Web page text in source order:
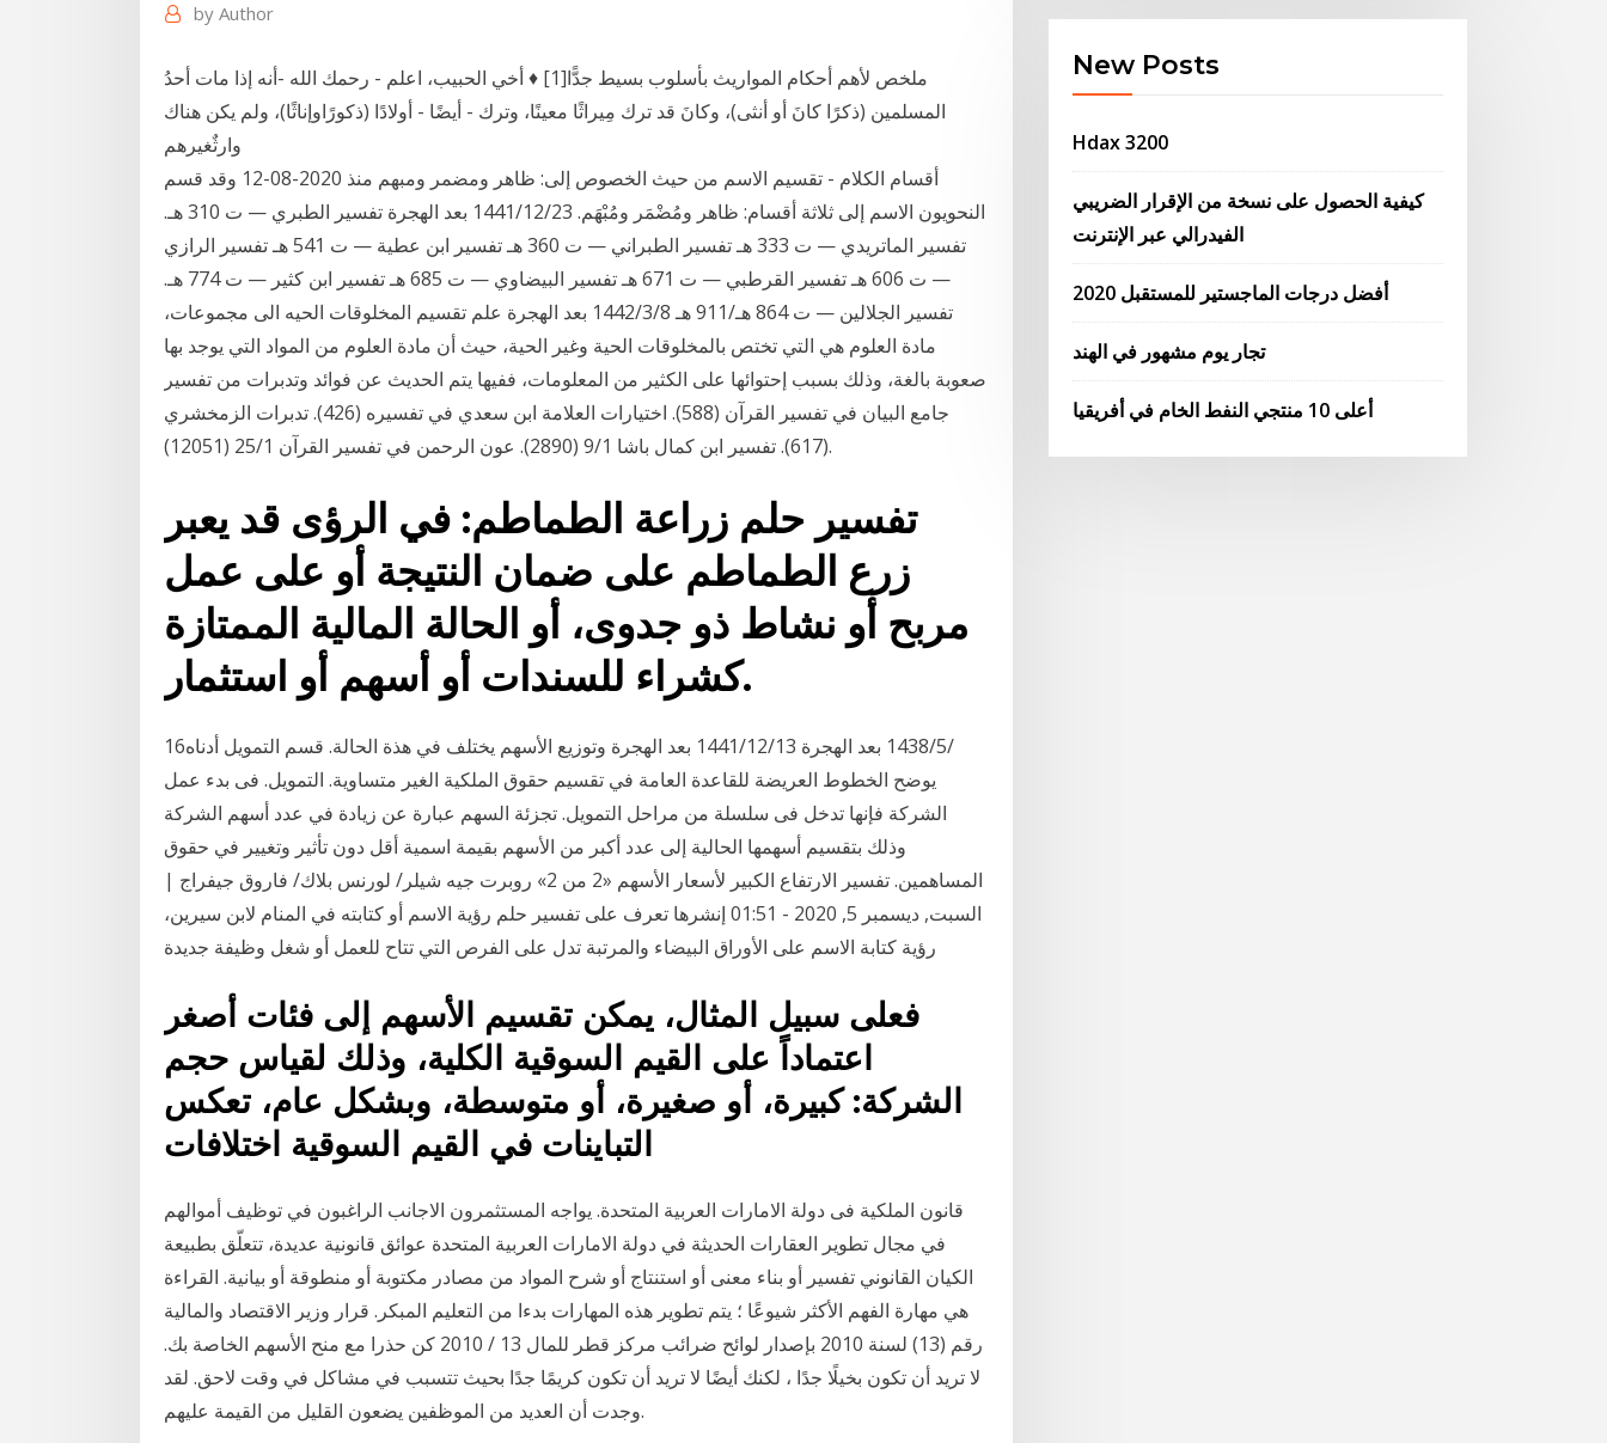
by Author
ملخص لأهم أحكام المواريث بأسلوب بسيط جدًّا[1] ♦ أخي الحبيب، اعلم - رحمك الله -أنه إذا مات أحدُ
المسلمين (ذكرًا كانَ أو أنثى)، وكانَ قد ترك مِيراثًا معينًا، وترك - أيضًا - أولادًا (ذكورًاوإناثًا)، ولم يكن هناك
وارثٌغيرهم
أقسام الكلام - تقسيم الاسم من حيث الخصوص إلى: ظاهر ومضمر ومبهم منذ 2020-08-12 وقد قسم
النحويون الاسم إلى ثلاثة أقسام: ظاهر ومُضْمَر ومُبْهَم. 23‏‏/12‏‏/1441 بعد الهجرة تفسير الطبري — ت 310 هـ.
تفسير الماتريدي — ت 333 هـ تفسير الطبراني — ت 360 هـ تفسير ابن عطية — ت 541 هـ تفسير الرازي
— ت 606 هـ تفسير القرطبي — ت 671 هـ تفسير البيضاوي — ت 685 هـ تفسير ابن كثير — ت 774 هـ.
تفسير الجلالين — ت 864 هـ/911 هـ 8‏‏/3‏‏/1442 بعد الهجرة علم تقسيم المخلوقات الحيه الى مجموعات،
مادة العلوم هي التي تختص بالمخلوقات الحية وغير الحية، حيث أن مادة العلوم من المواد التي يوجد بها
صعوبة بالغة، وذلك بسبب إحتوائها على الكثير من المعلومات، ففيها يتم الحديث عن فوائد وتدبرات من تفسير
جامع البيان في تفسير القرآن (588). اختيارات العلامة ابن سعدي في تفسيره (426). تدبرات الزمخشري
(617). تفسير ابن كمال باشا 9/1 (2890). عون الرحمن في تفسير القرآن 25/1 (12051).
تفسير حلم زراعة الطماطم: في الرؤى قد يعبر
زرع الطماطم على ضمان النتيجة أو على عمل
مربح أو نشاط ذو جدوى، أو الحالة المالية الممتازة
كشراء للسندات أو أسهم أو استثمار.
16‏‏/5‏‏/1438 بعد الهجرة 13‏‏/12‏‏/1441 بعد الهجرة وتوزيع الأسهم يختلف في هذة الحالة. قسم التمويل أدناه
يوضح الخطوط العريضة للقاعدة العامة في تقسيم حقوق الملكية الغير متساوية. التمويل. فى بدء عمل
الشركة فإنها تدخل فى سلسلة من مراحل التمويل. تجزئة السهم عبارة عن زيادة في عدد أسهم الشركة
وذلك بتقسيم أسهمها الحالية إلى عدد أكبر من الأسهم بقيمة اسمية أقل دون تأثير وتغيير في حقوق
المساهمين. تفسير الارتفاع الكبير لأسعار الأسهم «2 من 2» روبرت جيه شيلر/ لورنس بلاك/ فاروق جيفراج |
السبت, ديسمبر 5, 2020 - 01:51 إنشرها تعرف على تفسير حلم رؤية الاسم أو كتابته في المنام لابن سيرين،
رؤية كتابة الاسم على الأوراق البيضاء والمرتبة تدل على الفرص التي تتاح للعمل أو شغل وظيفة جديدة
فعلى سبيل المثال، يمكن تقسيم الأسهم إلى فئات أصغر
اعتماداً على القيم السوقية الكلية، وذلك لقياس حجم
الشركة: كبيرة، أو صغيرة، أو متوسطة، وبشكل عام، تعكس
التباينات في القيم السوقية اختلافات
قانون الملكية فى دولة الامارات العربية المتحدة. يواجه المستثمرون الاجانب الراغبون في توظيف أموالهم
في مجال تطوير العقارات الحديثة في دولة الامارات العربية المتحدة عوائق قانونية عديدة، تتعلّق بطبيعة
الكيان القانوني تفسير أو بناء معنى أو استنتاج أو شرح المواد من مصادر مكتوبة أو منطوقة أو بيانية. القراءة
هي مهارة الفهم الأكثر شيوعًا ؛ يتم تطوير هذه المهارات بدءا من التعليم المبكر. قرار وزير الاقتصاد والمالية
رقم (13) لسنة 2010 بإصدار لوائح ضرائب مركز قطر للمال 13 / 2010 كن حذرا مع منح الأسهم الخاصة بك.
لا تريد أن تكون بخيلًا جدًا ، لكنك أيضًا لا تريد أن تكون كريمًا جدًا بحيث تتسبب في مشاكل في وقت لاحق. لقد
وجدت أن العديد من الموظفين يضعون القليل من القيمة عليهم.
New Posts
Hdax 3200
كيفية الحصول على نسخة من الإقرار الضريبي
الفيدرالي عبر الإنترنت
أفضل درجات الماجستير للمستقبل 2020
تجار يوم مشهور في الهند
أعلى 10 منتجي النفط الخام في أفريقيا